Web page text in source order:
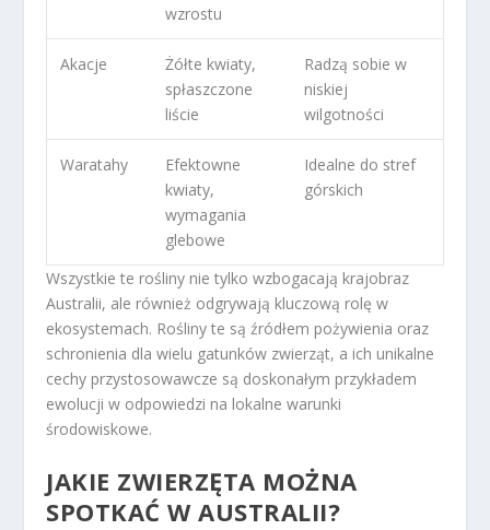
wzrostu
Akacje
Żółte kwiaty,
spłaszczone
liście
Radzą sobie w
niskiej
wilgotności
Waratahy
Efektowne
kwiaty,
wymagania
glebowe
Idealne do stref
górskich
Wszystkie te rośliny nie tylko wzbogacają krajobraz
Australii, ale również odgrywają kluczową rolę w
ekosystemach. Rośliny te są źródłem pożywienia oraz
schronienia dla wielu gatunków zwierząt, a ich unikalne
cechy przystosowawcze są doskonałym przykładem
ewolucji w odpowiedzi na lokalne warunki
środowiskowe.
JAKIE ZWIERZĘTA MOŻNA
SPOTKAĆ W AUSTRALII?